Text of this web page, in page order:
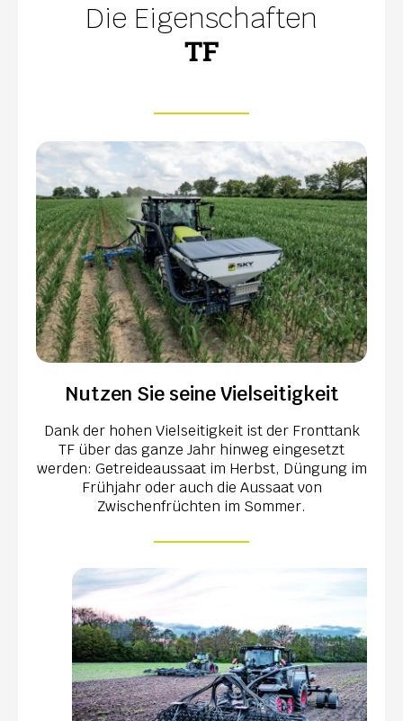
Die Eigenschaften
TF
Nutzen Sie seine Vielseitigkeit
Dank der hohen Vielseitigkeit ist der Fronttank
TF über das ganze Jahr hinweg eingesetzt
werden: Getreideaussaat im Herbst, Düngung im
Frühjahr oder auch die Aussaat von
Zwischenfrüchten im Sommer.